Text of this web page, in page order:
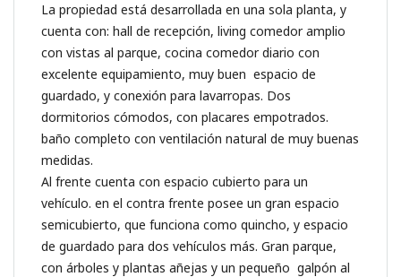
La propiedad está desarrollada en una sola planta, y
cuenta con: hall de recepción, living comedor amplio
con vistas al parque, cocina comedor diario con
excelente equipamiento, muy buen espacio de
guardado, y conexión para lavarropas. Dos
dormitorios cómodos, con placares empotrados.
baño completo con ventilación natural de muy buenas
medidas.
Al frente cuenta con espacio cubierto para un
vehículo. en el contra frente posee un gran espacio
semicubierto, que funciona como quincho, y espacio
de guardado para dos vehículos más. Gran parque,
con árboles y plantas añejas y un pequeño galpón al